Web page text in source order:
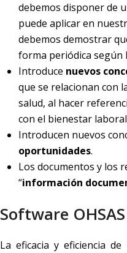
debemos disponer de
puede aplicar en
debemos demostrar
forma periódica según
Introduce nuevos
que se relacionan con
salud, al hacer
con el bienestar
Introducen nuevos
oportunidades.
Los documentos y los
“información
Software
La eficacia y eficiencia de